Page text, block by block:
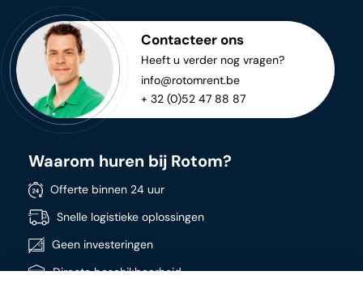
Contacteer ons
Heeft u verder nog vragen?
info@rotomrent.be
+ 32 (0)52 47 88 87
Waarom huren bij Rotom?
Offerte binnen 24 uur
Snelle logistieke oplossingen
Geen investeringen
Directe beschikbaarheid